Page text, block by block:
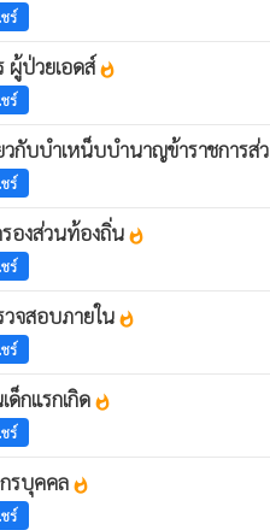
ร์
ผู้ป่วยเอดส์ whatshot
ร์
วกับบำเหน็บบำนาญข้าราชการ
ร์
องส่วนท้องถิ่น whatshot
ร์
จสอบภายใน whatshot
ร์
กแรกเกิด whatshot
ร์
รบุคคล whatshot
ร์